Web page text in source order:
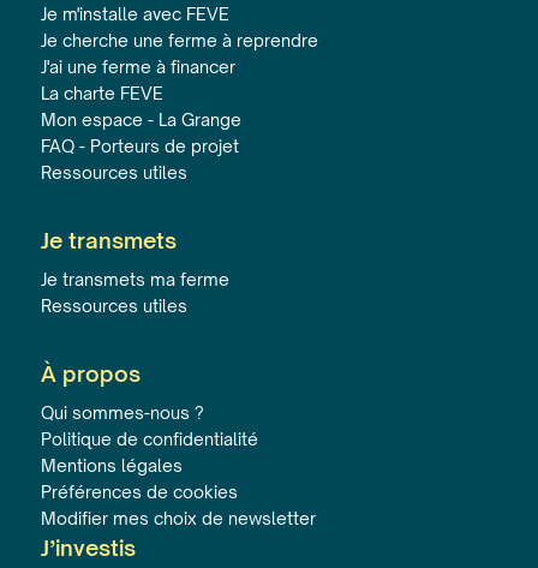
Je m'installe avec FEVE
Je cherche une ferme à reprendre
J'ai une ferme à financer
La charte FEVE
Mon espace - La Grange
FAQ - Porteurs de projet
Ressources utiles
Je transmets
Je transmets ma ferme
Ressources utiles
À propos
Qui sommes-nous ?
Politique de confidentialité
Mentions légales
Préférences de cookies
Modifier mes choix de newsletter
J’investis